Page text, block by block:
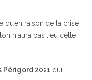
qu’en raison de la crise
n‘aura pas lieu cette
Périgord 2021 qui